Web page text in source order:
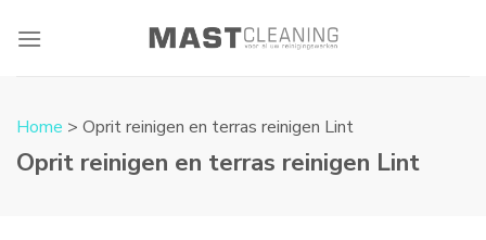
Home > Oprit reinigen en terras reinigen Lint
Oprit reinigen en terras reinigen Lint